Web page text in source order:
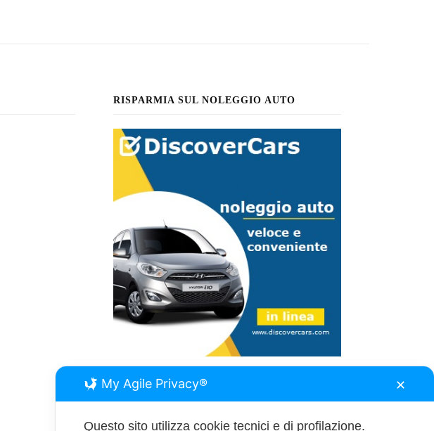
RISPARMIA SUL NOLEGGIO AUTO
My Agile Privacy® ✕
Questo sito utilizza cookie tecnici e di profilazione.